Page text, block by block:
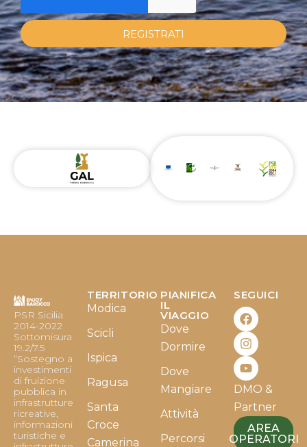
REGISTRATI
PSR Sicilia
2014-2022
Sottomisura
19.2/7.5
“Sostegno a
investimenti
di fruizione
pubblica in
infrastrutture
ricreative,
informazioni
turistiche e
TERRITORIO
Modica
Scicli
Ispica
Ragusa
Santa
Croce
Camerina
PIANIFICA
IL
VIAGGIO
Dove
Dormire
Dove
Mangiare
Attività
Percorsi
SEGUICI
F
a
c
e
b
o
o
k
I
n
s
t
a
g
r
a
m
Y
o
u
t
u
b
e
DMO &
Partner
AREA
OPERATORI